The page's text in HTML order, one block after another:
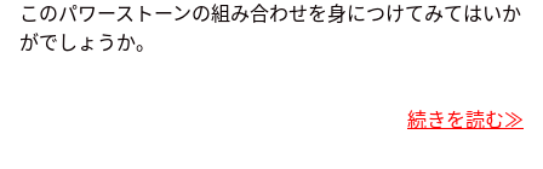
このパワーストーンの組み合わせを身につけてみてはいか
がでしょうか。
続きを読む≫